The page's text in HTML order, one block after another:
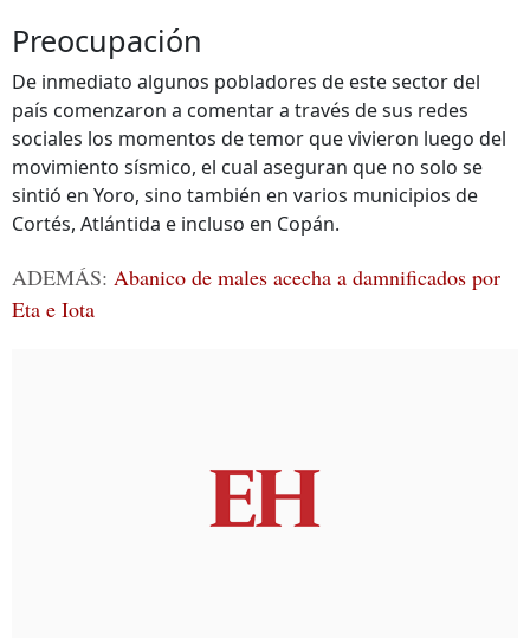
Preocupación
De inmediato algunos pobladores de este sector del
país comenzaron a comentar a través de sus redes
sociales los momentos de temor que vivieron luego del
movimiento sísmico, el cual aseguran que no solo se
sintió en Yoro, sino también en varios municipios de
Cortés, Atlántida e incluso en Copán.
ADEMÁS: Abanico de males acecha a damnificados por
Eta e Iota